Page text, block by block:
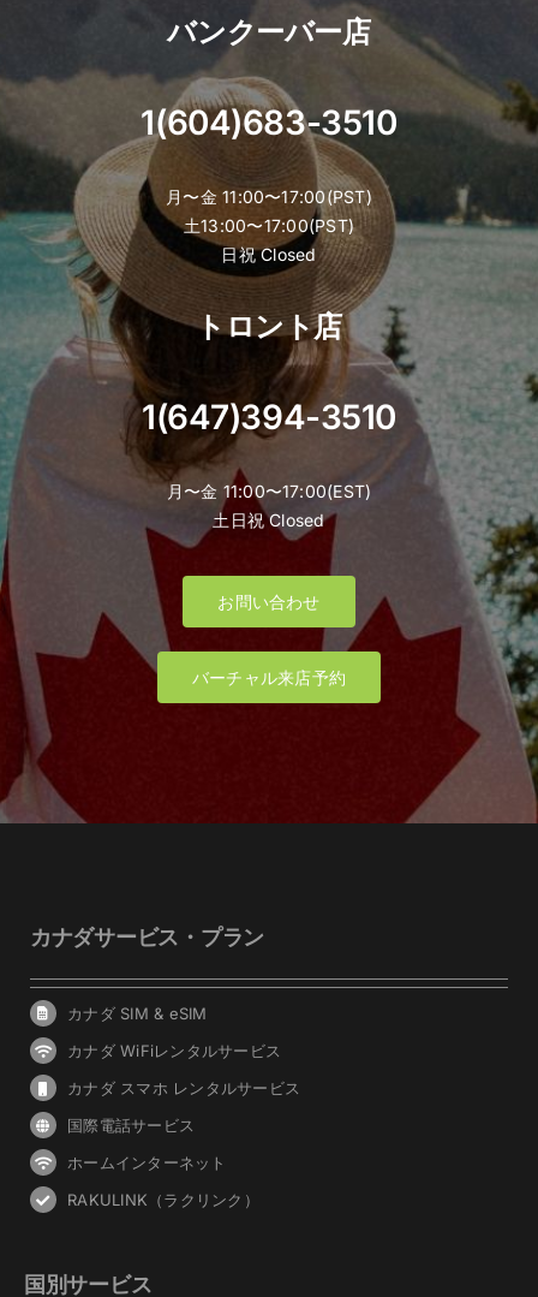
バンクーバー店
1(604)683-3510
月〜金 11:00〜17:00(PST)
土13:00〜17:00(PST)
日祝 Closed
トロント店
1(647)394-3510
月〜金 11:00〜17:00(EST)
土日祝 Closed
お問い合わせ
バーチャル来店予約
カナダサービス・プラン
カナダ SIM & eSIM
カナダ WiFiレンタルサービス
カナダ スマホ レンタルサービス
国際電話サービス
ホームインターネット
RAKULINK（ラクリンク）
国別サービス